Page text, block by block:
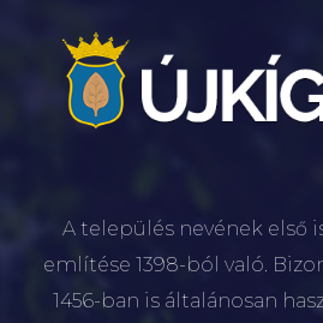
A település nevének első
említése 1398-ból való.
1456-ban is általánosan